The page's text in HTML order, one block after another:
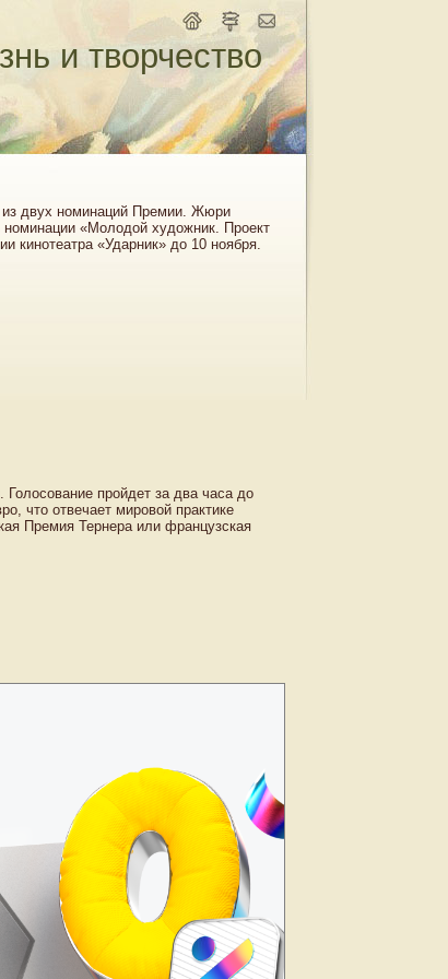
и творчество
двух номинаций Премии. Жюри
«Молодой художник. Проект
кинотеатра «Ударник» до 10 ноября.
пройдет за два часа до
что отвечает мировой практике
Премия Тернера или французская